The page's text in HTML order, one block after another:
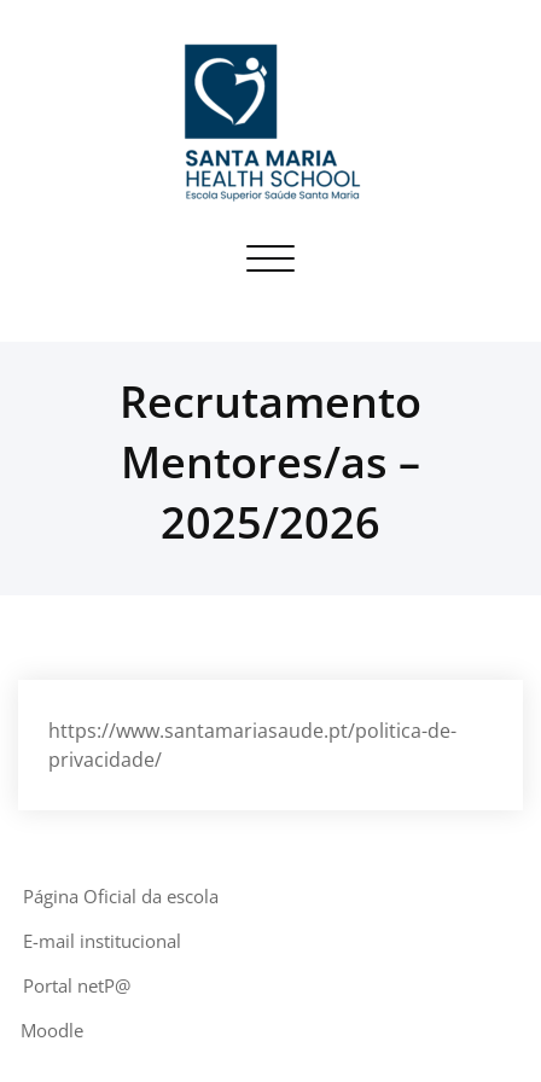
Toggle navigation
Recrutamento
Mentores/as –
2025/2026
https://www.santamariasaude.pt/politica-de-
privacidade/
Página Oficial da escola
E-mail institucional
Portal netP@
Moodle